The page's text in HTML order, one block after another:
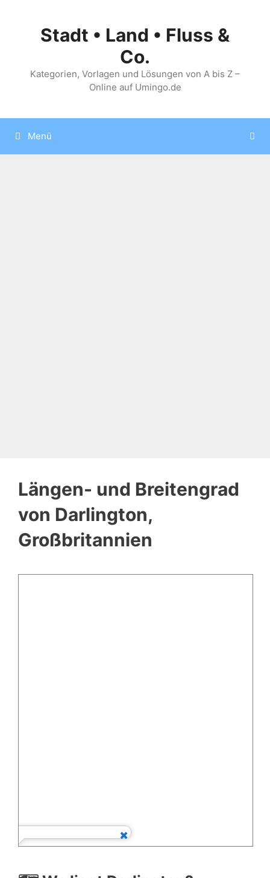
springenStadt • Land • Fluss &
Co.
Kategorien, Vorlagen und Lösungen von A bis Z –
Online auf Umingo.de
Menü
Längen- und Breitengrad
von Darlington,
Großbritannien